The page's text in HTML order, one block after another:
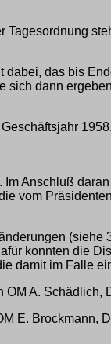
Tagesordnung
das bis
dann
Anschluß
vom
konnten die
damit im Falle
A.
E. Brockmann,